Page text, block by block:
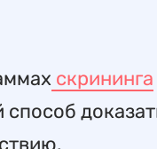
скрининга